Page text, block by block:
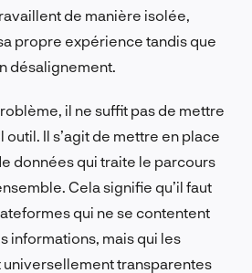
de manière isolée,
propre expérience tandis que
désalignement.
il ne suffit pas de mettre
Il s’agit de mettre en place
données qui traite le parcours
Cela signifie qu’il faut
qui ne se contentent
informations, mais qui les
transparentes